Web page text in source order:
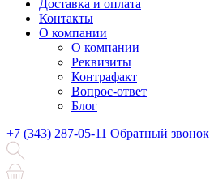
Доставка и оплата
Контакты
О компании
О компании
Реквизиты
Контрафакт
Вопрос-ответ
Блог
+7 (343) 287-05-11 Обратный звонок